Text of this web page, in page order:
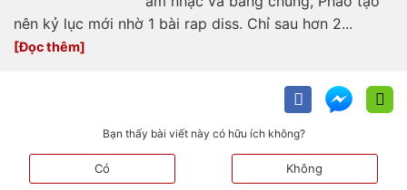
nên kỷ lục mới nhờ 1 bài rap diss. Chỉ sau hơn 2...
Bạn thấy bài viết này có hữu ích không?
Có Không